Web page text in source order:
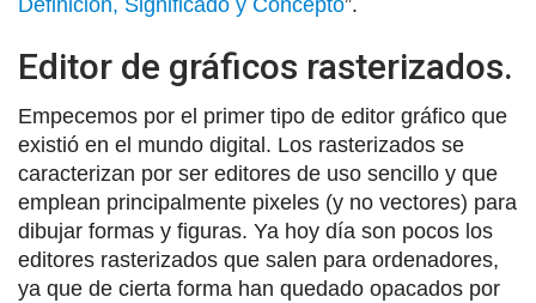
Definición, Significado y Concepto”.
Editor de gráficos rasterizados.
Empecemos por el primer tipo de editor gráfico que
existió en el mundo digital. Los rasterizados se
caracterizan por ser editores de uso sencillo y que
emplean principalmente pixeles (y no vectores) para
dibujar formas y figuras. Ya hoy día son pocos los
editores rasterizados que salen para ordenadores,
ya que de cierta forma han quedado opacados por